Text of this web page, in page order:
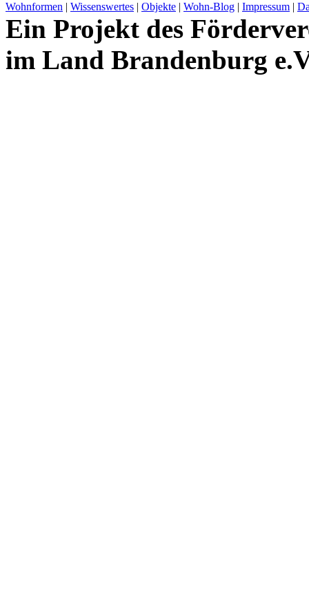
Wohnformen | Wissenswertes | Objekte | Wohn-Blog | Impressum |
Ein Projekt des
im Land Brandenburg